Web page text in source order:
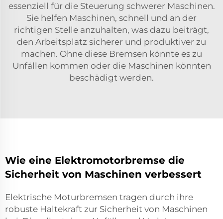
essenziell für die Steuerung schwerer Maschinen.
Sie helfen Maschinen, schnell und an der
richtigen Stelle anzuhalten, was dazu beiträgt,
den Arbeitsplatz sicherer und produktiver zu
machen. Ohne diese Bremsen könnte es zu
Unfällen kommen oder die Maschinen könnten
beschädigt werden.
Wie eine Elektromotorbremse die
Sicherheit von Maschinen verbessert
Elektrische Moturbremsen tragen durch ihre
robuste Haltekraft zur Sicherheit von Maschinen